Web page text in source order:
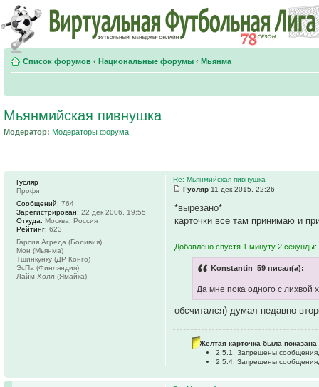
Список форумов ‹ Национальные форумы ‹ Мьянма
Мьянмийская пивнушка
Модератор: Модераторы форума
Re: Мьянмийская пивнушка
Гусляр 11 дек 2015, 22:26
*вырезано*
карточки все там принимаю и
Добавлено спустя 1 минуту 2 секунды:
Konstantin_59 писал(а):
Да мне пока одного с лихвой
обсчитался) думал недавно
Желтая карточка была показана
2.5.1. Запрещены
2.5.4. Запрещены
Гусляр
Профи
Сообщений: 764
Зарегистрирован: 22 дек 2006, 19:55
Откуда: Москва, Россия
Рейтинг: 623
Гарсия Агреда (Боливия)
Мон (Мьянма)
Тшинкунку (ДР Конго)
ЭсПа (Финляндия)
Лайм Холл (Ямайка)